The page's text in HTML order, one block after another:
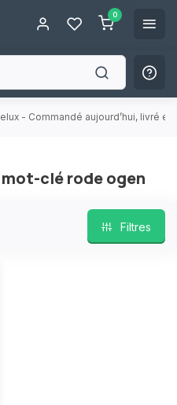
0
- Commandé aujourd’hui, livré
clé rode ogen
Filtres